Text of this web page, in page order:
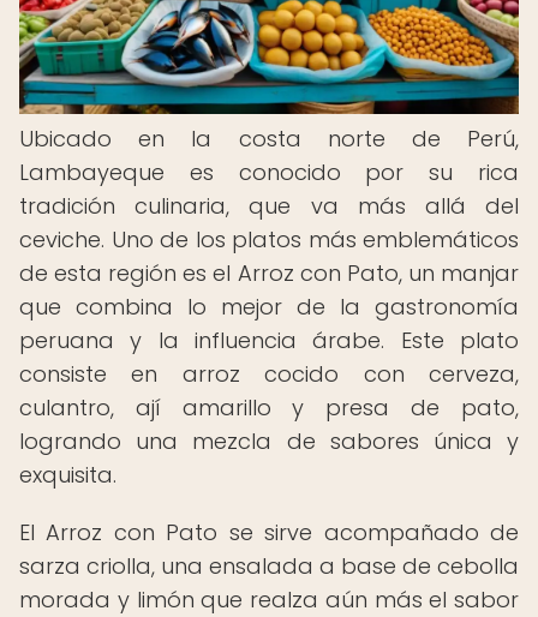
Ubicado en la costa norte de Perú,
Lambayeque es conocido por su rica
tradición culinaria, que va más allá del
ceviche. Uno de los platos más emblemáticos
de esta región es el Arroz con Pato, un manjar
que combina lo mejor de la gastronomía
peruana y la influencia árabe. Este plato
consiste en arroz cocido con cerveza,
culantro, ají amarillo y presa de pato,
logrando una mezcla de sabores única y
exquisita.
El Arroz con Pato se sirve acompañado de
sarza criolla, una ensalada a base de cebolla
morada y limón que realza aún más el sabor